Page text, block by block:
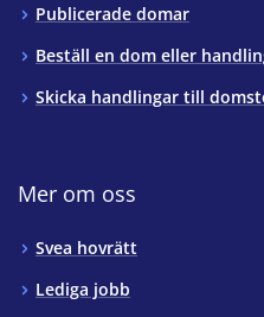
Publicerade domar
Beställ en dom eller
Skicka handlingar till
Mer om oss
Svea hovrätt
Lediga jobb